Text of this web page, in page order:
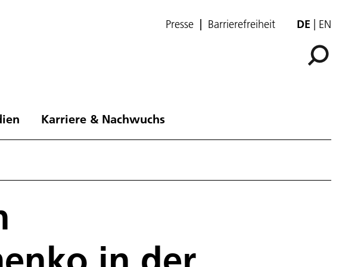
Presse Barrierefreiheit DE EN
Karriere & Nachwuchs